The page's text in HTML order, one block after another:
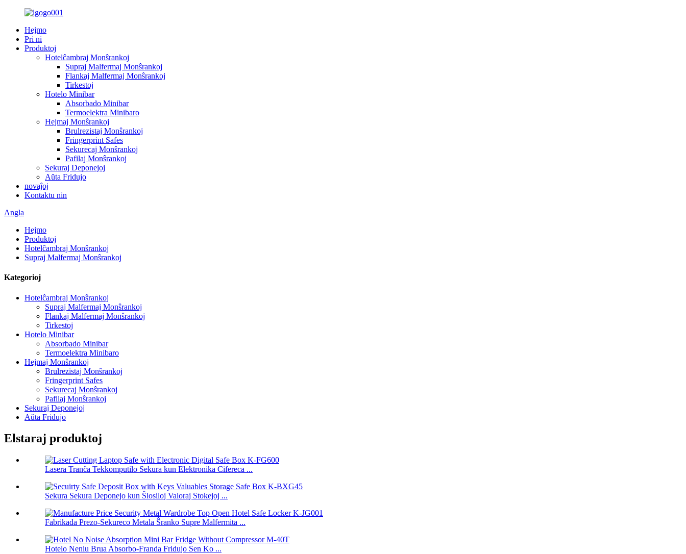
Hejmo
Pri ni
Produktoj
Hotelĉambraj Monŝrankoj
Supraj Malfermaj Monŝrankoj
Flankaj Malfermaj Monŝrankoj
Tirkestoj
Hotelo Minibar
Absorbado Minibar
Termoelektra Minibaro
Hejmaj Monŝrankoj
Brulrezistaj Monŝrankoj
Fringerprint Safes
Sekurecaj Monŝrankoj
Pafilaj Monŝrankoj
Sekuraj Deponejoj
Aŭta Fridujo
novaĵoj
Kontaktu nin
Angla
Hejmo
Produktoj
Hotelĉambraj Monŝrankoj
Supraj Malfermaj Monŝrankoj
Kategorioj
Hotelĉambraj Monŝrankoj
Supraj Malfermaj Monŝrankoj
Flankaj Malfermaj Monŝrankoj
Tirkestoj
Hotelo Minibar
Absorbado Minibar
Termoelektra Minibaro
Hejmaj Monŝrankoj
Brulrezistaj Monŝrankoj
Fringerprint Safes
Sekurecaj Monŝrankoj
Pafilaj Monŝrankoj
Sekuraj Deponejoj
Aŭta Fridujo
Elstaraj produktoj
Lasera Tranĉa Tekkomputilo Sekura kun Elektronika Cifereca ...
Sekura Sekura Deponejo kun Ŝlosiloj Valoraj Stokejoj ...
Fabrikada Prezo-Sekureco Metala Ŝranko Supre Malfermita ...
Hotelo Neniu Brua Absorbo-Franda Fridujo Sen Ko ...